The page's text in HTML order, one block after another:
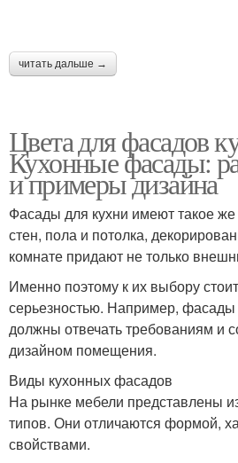
читать дальше →
Цвета для фасадов
Кухонные фасады:
и примеры дизайна
Фасады для кухни имеют такое же
стен, пола и потолка,
комнате придают не только
Именно поэтому к их выбору
серьезностью. Например, фасады
должны отвечать требованиям и
дизайном помещения.
Виды кухонных фасадов
На рынке мебели представлены
типов. Они отличаются формой,
свойствами.